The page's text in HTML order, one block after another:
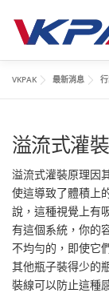
要
聯繫我們
VKPAK 最新消息
溢流式灌
溢流式灌裝原理因
使這導致了體積上
說，這種視覺上有
有這個系統，你的
不均勻的，即使它
其他瓶子裝得少的
裝線可以防止這種